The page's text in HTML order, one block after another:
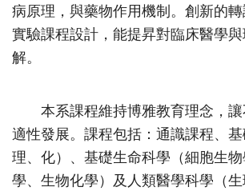
病原理，與藥物作用機制。創新的
實驗課程設計，能提昇對臨床醫學
解。
本系課程維持博雅教育理念，讓
適性發展。課程包括：通識課程、基
理、化）、基礎生命科學（細胞生
學、生物化學）及人類醫學科學（